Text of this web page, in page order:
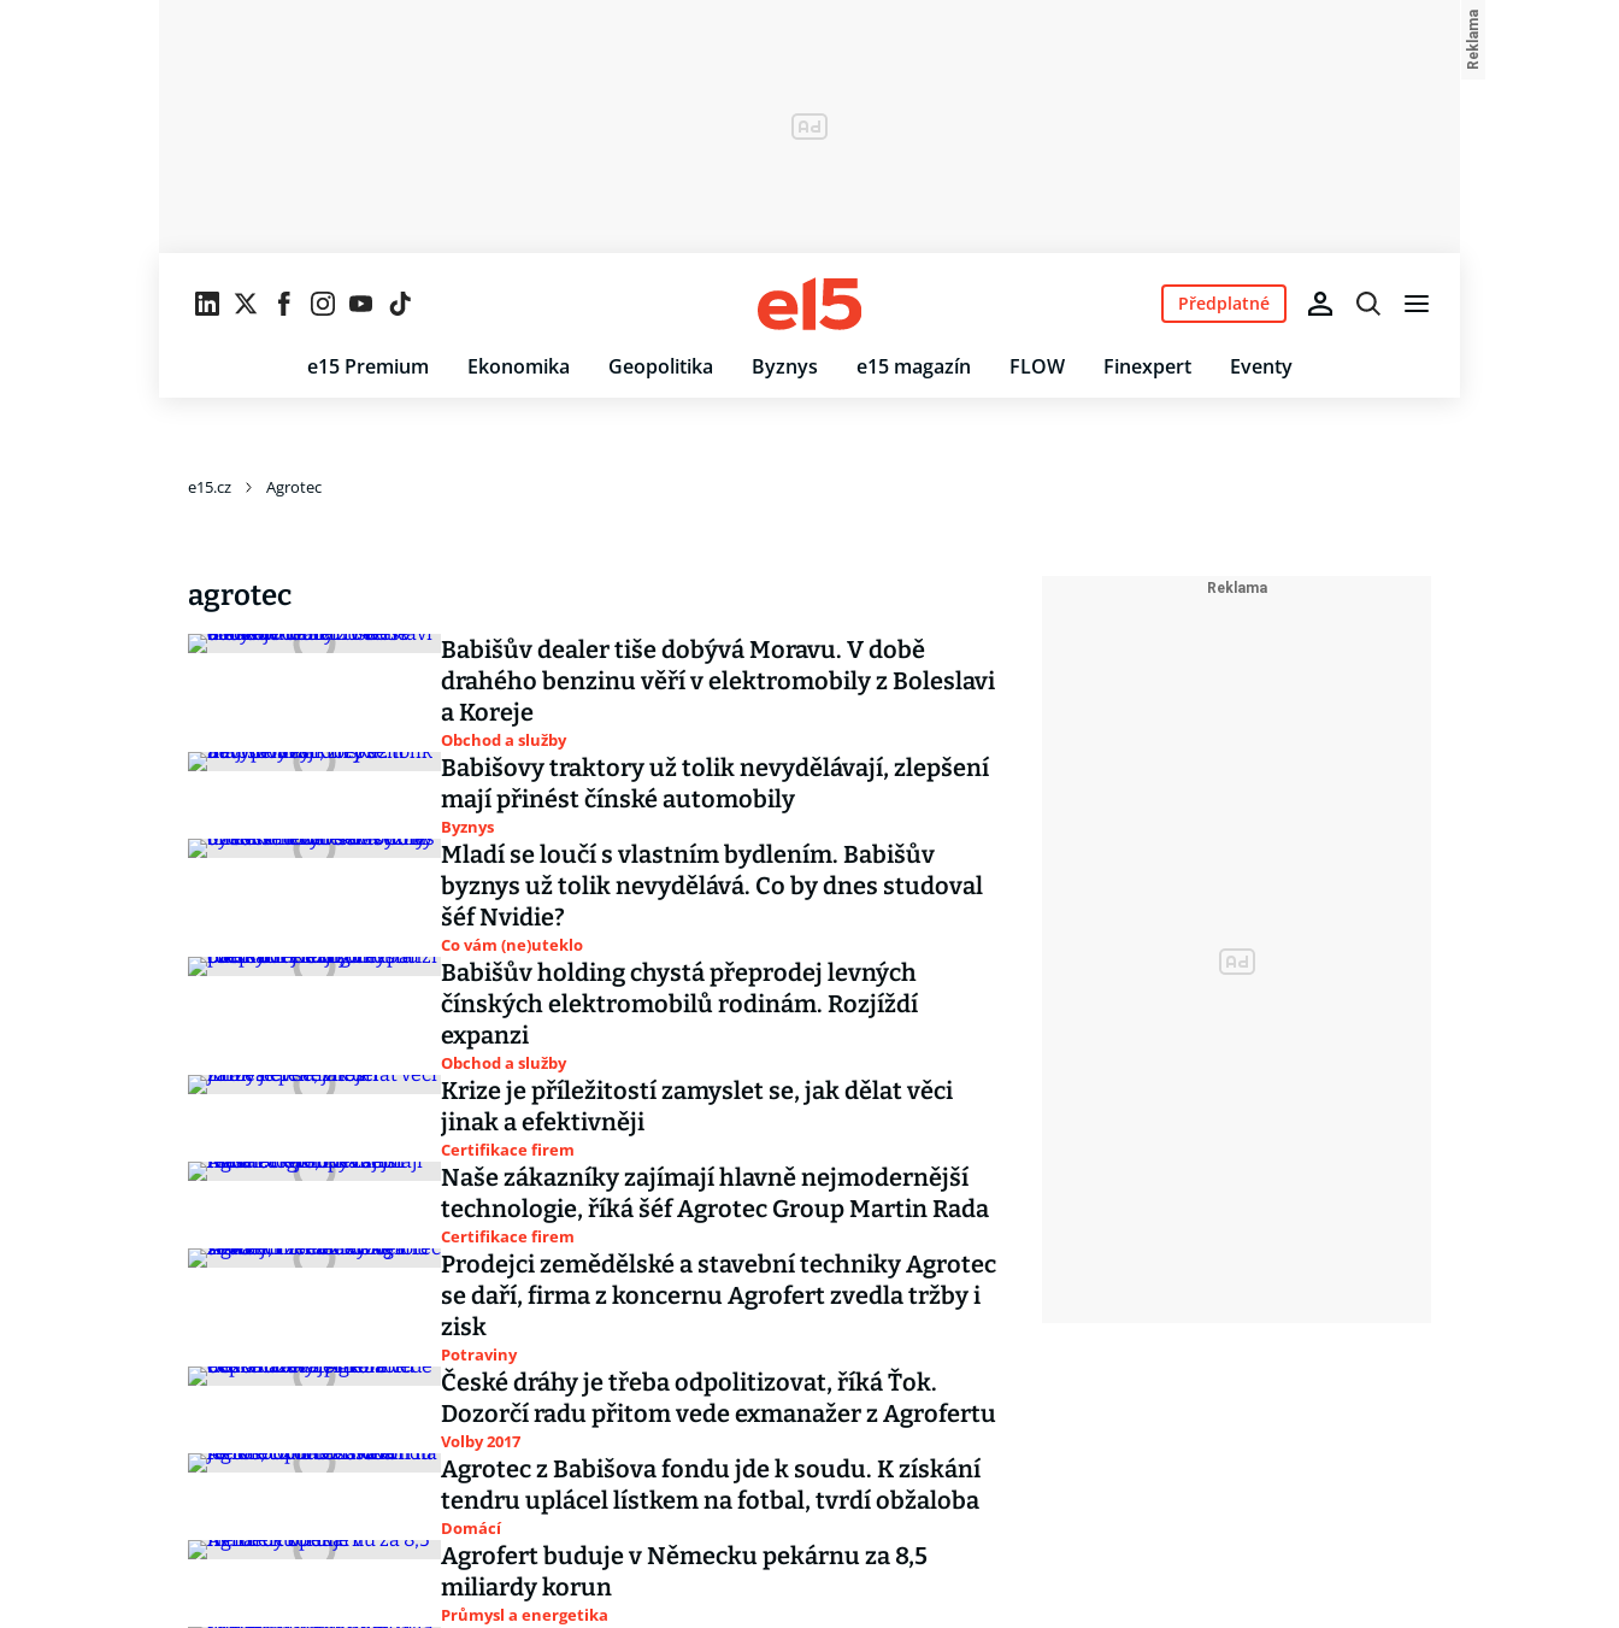
e15 Premium Ekonomika Geopolitika Byznys e15 magazín FLOW Finexpert Eventy
Předplatné
e15.cz Agrotec
agrotec
Babišův dealer tiše dobývá Moravu. V době
drahého benzinu věří v elektromobily z Boleslavi
a Koreje
Obchod a služby
Babišovy traktory už tolik nevydělávají, zlepšení
mají přinést čínské automobily
Byznys
Mladí se loučí s vlastním bydlením. Babišův
byznys už tolik nevydělává. Co by dnes studoval
šéf Nvidie?
Co vám (ne)uteklo
Babišův holding chystá přeprodej levných
čínských elektromobilů rodinám. Rozjíždí
expanzi
Obchod a služby
Krize je příležitostí zamyslet se, jak dělat věci
jinak a efektivněji
Certifikace firem
Naše zákazníky zajímají hlavně nejmodernější
technologie, říká šéf Agrotec Group Martin Rada
Certifikace firem
Prodejci zemědělské a stavební techniky Agrotec
se daří, firma z koncernu Agrofert zvedla tržby i
zisk
Potraviny
České dráhy je třeba odpolitizovat, říká Ťok.
Dozorčí radu přitom vede exmanažer z Agrofertu
Volby 2017
Agrotec z Babišova fondu jde k soudu. K získání
tendru uplácel lístkem na fotbal, tvrdí obžaloba
Domácí
Agrofert buduje v Německu pekárnu za 8,5
miliardy korun
Průmysl a energetika